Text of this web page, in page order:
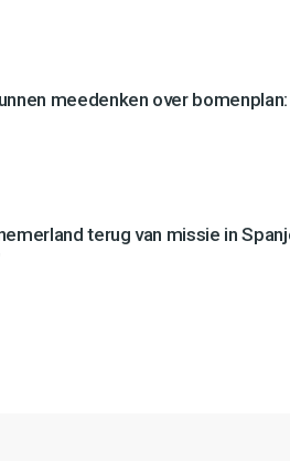
meedenken over
terug van missie in